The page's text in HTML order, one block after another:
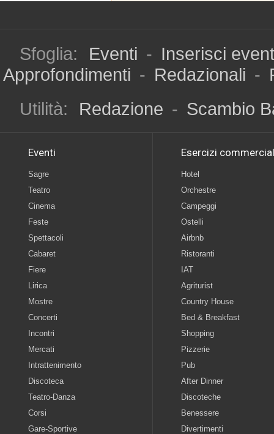
Sfoglia: Eventi - Inserisci
Approfondimenti - Redazionali -
Utilità:
Redazione - Scambio
Eventi
Sagre
Teatro
Cinema
Feste
Spettacoli
Cabaret
Fiere
Lirica
Mostre
Concerti
Incontri
Mercati
Intrattenimento
Discoteca
Teatro-Danza
Corsi
Gare-Sportive
Esercizi
Hotel
Orchestre
Campeggi
Ostelli
Airbnb
Ristoranti
IAT
Agriturist
Country House
Bed & Breakfast
Shopping
Pizzerie
Pub
After Dinner
Discoteche
Benessere
Divertimenti